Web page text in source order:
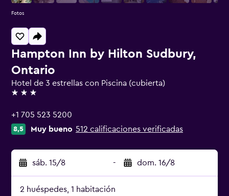
Hampton Inn by Hilton Sudbury,
Ontario
Hotel de 3 estrellas con Piscina (cubierta)
3 estrellas
+1 705 523 5200
8,5 Muy bueno 512 calificaciones verificadas
sáb. 15/8 - dom. 16/8
2 huéspedes, 1 habitación
Fotos